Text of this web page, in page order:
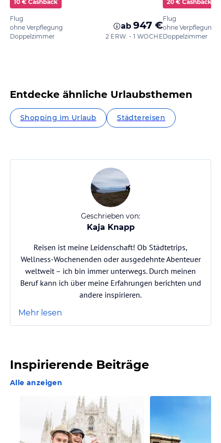
10 € Cashback
Flug
ohne Verpflegung
Doppelzimmer
ab 947 €
2 ERW. • 1 WOCHE
20 € Cashback
Flug
ohne Verpflegung
Doppelzimmer
Entdecke ähnliche Urlaubsthemen
Shopping im Urlaub Städtereisen
Geschrieben von:
Kaja Knapp
Reisen ist meine Leidenschaft! Ob Städtetrips,
Wellness-Wochenenden oder ausgedehnte Abenteuer
weltweit – ich bin immer unterwegs. Durch meinen
Beruf kann ich über meine Erfahrungen berichten und
andere inspirieren.
Mehr lesen
Inspirierende Beiträge
Alle anzeigen